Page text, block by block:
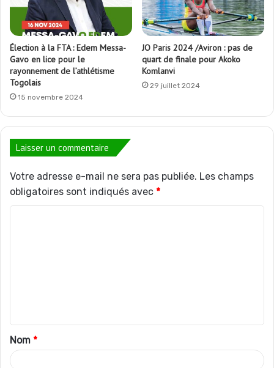
Élection à la FTA : Edem Messa-
Gavo en lice pour le
rayonnement de l’athlétisme
Togolais
15 novembre 2024
JO Paris 2024 /Aviron : pas de
quart de finale pour Akoko
Komlanvi
29 juillet 2024
Laisser un commentaire
Votre adresse e-mail ne sera pas publiée. Les champs
obligatoires sont indiqués avec *
t
a
i
Nom *